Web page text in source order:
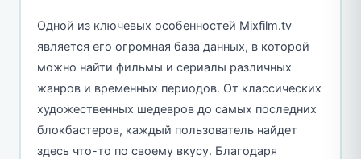
Одной из ключевых особенностей Mixfilm.tv
является его огромная база данных, в которой
можно найти фильмы и сериалы различных
жанров и временных периодов. От классических
художественных шедевров до самых последних
блокбастеров, каждый пользователь найдет
здесь что-то по своему вкусу. Благодаря